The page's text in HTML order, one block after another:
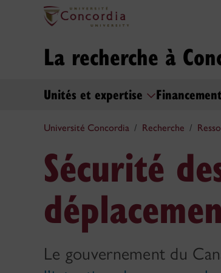
La recherche à
Unités et expertise
Université Concordia Recherche
Sécurité
Le gouvernement du